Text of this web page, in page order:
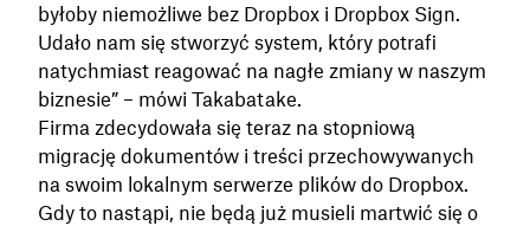
byłoby niemożliwe bez Dropbox i Dropbox Sign.
Udało nam się stworzyć system, który potrafi
natychmiast reagować na nagłe zmiany w naszym
biznesie” – mówi Takabatake.
Firma zdecydowała się teraz na stopniową
migrację dokumentów i treści przechowywanych
na swoim lokalnym serwerze plików do Dropbox.
Gdy to nastąpi, nie będą już musieli martwić się o